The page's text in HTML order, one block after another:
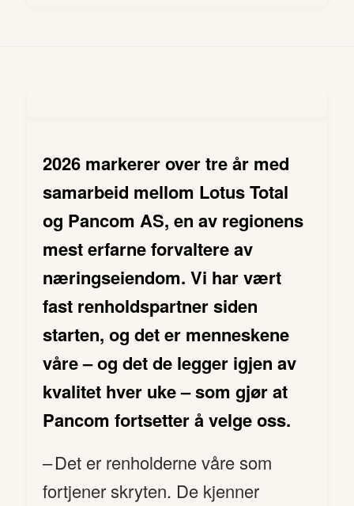
2026 markerer over tre år med
samarbeid mellom Lotus Total
og Pancom AS, en av regionens
mest erfarne forvaltere av
næringseiendom. Vi har vært
fast renholdspartner siden
starten, og det er menneskene
våre – og det de legger igjen av
kvalitet hver uke – som gjør at
Pancom fortsetter å velge oss.
– Det er renholderne våre som
fortjener skryten. De kjenner